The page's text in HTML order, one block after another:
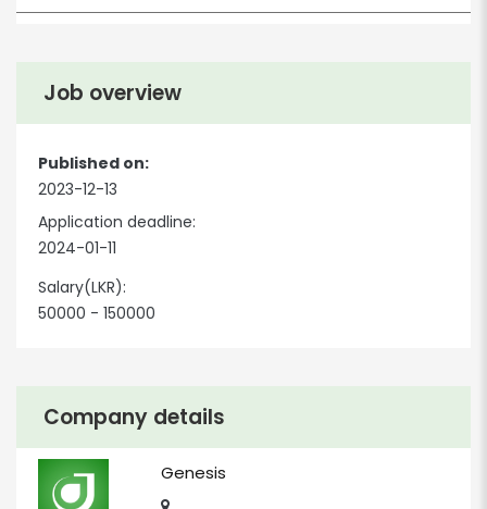
Company details
Genesis
Job overview
Published on:
2023-12-13
Application deadline:
2024-01-11
Salary(LKR):
50000 - 150000